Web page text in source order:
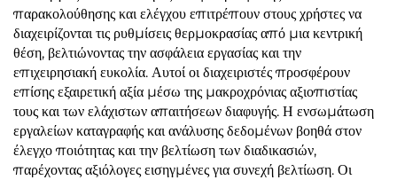
παρακολούθησης και ελέγχου επιτρέπουν στους χρήστες να
διαχειρίζονται τις ρυθμίσεις θερμοκρασίας από μια κεντρική
θέση, βελτιώνοντας την ασφάλεια εργασίας και την
επιχειρησιακή ευκολία. Αυτοί οι διαχειριστές προσφέρουν
επίσης εξαιρετική αξία μέσω της μακροχρόνιας αξιοπιστίας
τους και των ελάχιστων απαιτήσεων διαφυγής. Η ενσωμάτωση
εργαλείων καταγραφής και ανάλυσης δεδομένων βοηθά στον
έλεγχο ποιότητας και την βελτίωση των διαδικασιών,
παρέχοντας αξιόλογες εισηγμένες για συνεχή βελτίωση. Οι